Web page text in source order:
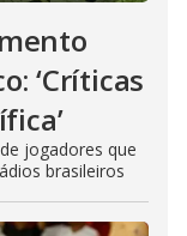
‘Críticas
jogadores que
brasileiros